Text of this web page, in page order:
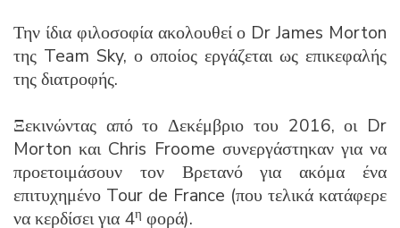
Την ίδια φιλοσοφία ακολουθεί ο Dr James Morton
της Team Sky, ο οποίος εργάζεται ως επικεφαλής
της διατροφής.
Ξεκινώντας από το Δεκέμβριο του 2016, οι Dr
Morton και Chris Froome συνεργάστηκαν για να
προετοιμάσουν τον Βρετανό για ακόμα ένα
επιτυχημένο Tour de France (που τελικά κατάφερε
να κερδίσει για 4η φορά).